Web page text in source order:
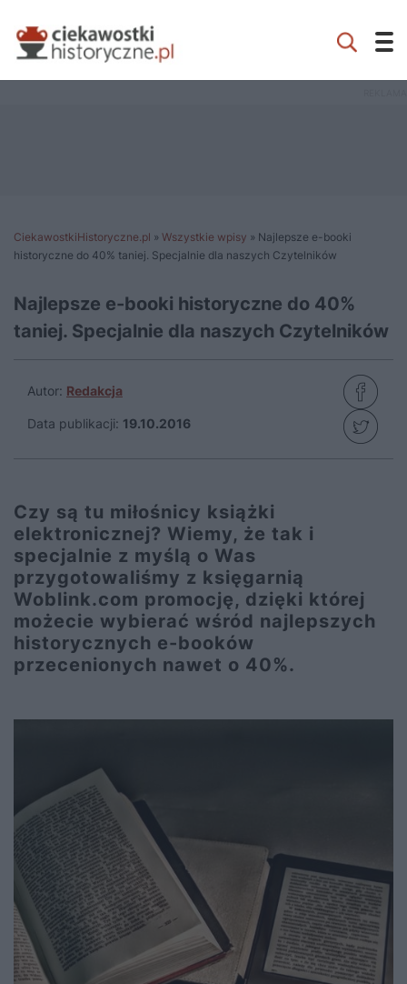
CiekawostkiHistoryczne.pl » Wszystkie wpisy » Najlepsze e-booki
historyczne do 40% taniej. Specjalnie dla naszych Czytelników
Najlepsze e-booki historyczne do 40%
taniej. Specjalnie dla naszych Czytelników
Autor: Redakcja
Data publikacji: 19.10.2016
Czy są tu miłośnicy książki
elektronicznej? Wiemy, że tak i
specjalnie z myślą o Was
przygotowaliśmy z księgarnią
Woblink.com promocję, dzięki której
możecie wybierać wśród najlepszych
historycznych e-booków
przecenionych nawet o 40%.